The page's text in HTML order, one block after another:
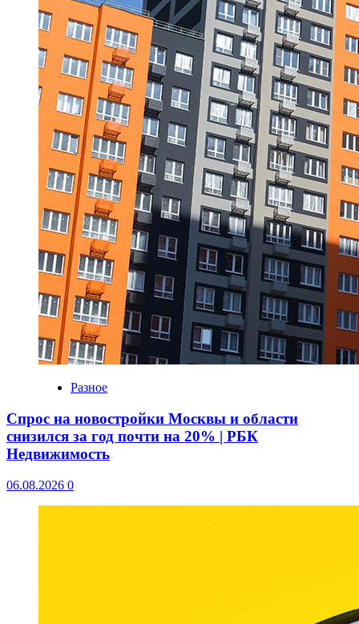
Разное
Спрос на новостройки Москвы и области
снизился за год почти на 20% | РБК
Недвижимость
06.08.2026 0